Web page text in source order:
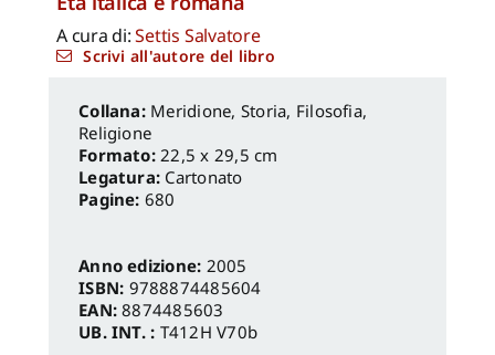
A cura di:Settis Salvatore
Scrivi all'autore del libro
Meridione, Storia, Filosofia,
Religione
Formato: 22,5 x 29,5 cm
Legatura: Cartonato
Pagine: 680
Anno edizione: 2005
ISBN: 9788874485604
EAN:8874485603
UB. INT. : T412H V70b